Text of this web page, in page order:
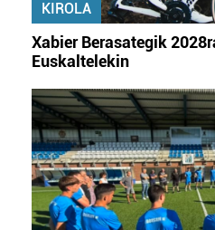
KIROLA
Xabier Berasategik
Euskaltelekin